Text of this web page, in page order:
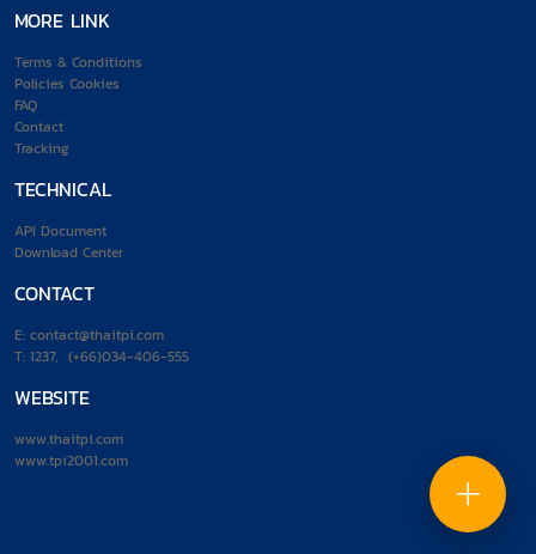
MORE LINK
Terms & Conditions
Policies Cookies
FAQ
Contact
Tracking
TECHNICAL
API Document
Download Center
CONTACT
E: contact@thaitpi.com
T: 1237, (+66)034-406-555
WEBSITE
www.thaitpi.com
www.tpi2001.com